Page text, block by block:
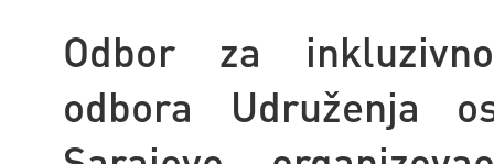
Odbor za
odbora Udruženja